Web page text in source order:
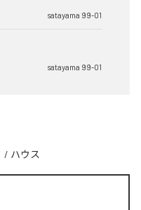
satayama 99-01
satayama 99-01
/ ハウス